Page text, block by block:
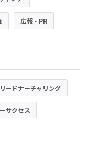
広報・PR
リードナーチャリング
サクセス